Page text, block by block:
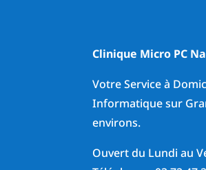
Clinique Micro PC
Votre Service à
Informatique sur
environs.
Ouvert du Lundi au